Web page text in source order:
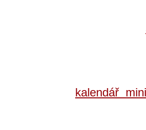
kalendář